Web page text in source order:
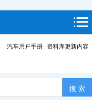
汽车用户手册 资料库更新内容